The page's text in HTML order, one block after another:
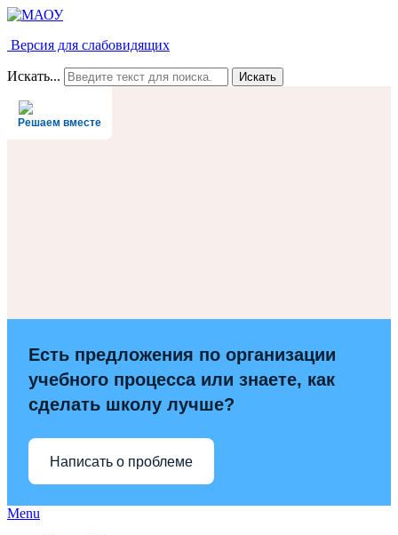
Версия для слабовидящих
Искать... Искать
Решаем вместе
Есть предложения по организации
учебного процесса или знаете, как
сделать школу лучше?
Написать о проблеме
Menu